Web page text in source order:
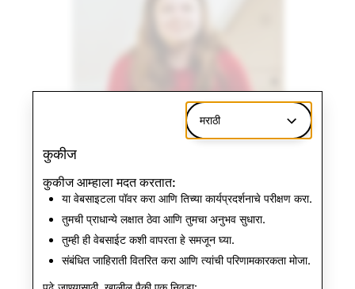
मराठी
कुकीज
कुकीज आम्हाला मदत करतात:
या वेबसाइटला पॉवर करा आणि तिच्या कार्यप्रदर्शनाचे परीक्षण करा.
तुमची प्राधान्ये लक्षात ठेवा आणि तुमचा अनुभव सुधारा.
तुम्ही ही वेबसाईट कशी वापरता हे समजून घ्या.
संबंधित जाहिराती वितरित करा आणि त्यांची परिणामकारकता मोजा.